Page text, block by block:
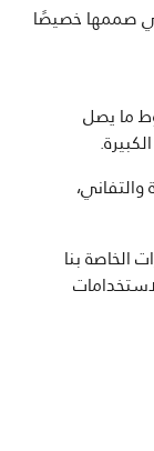
صممها خصيصًا
ما يصل
والتفاني،
الخاصة بنا